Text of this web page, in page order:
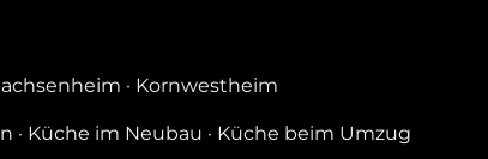
· Kornwestheim
· Küche im Neubau · Küche beim Umzug